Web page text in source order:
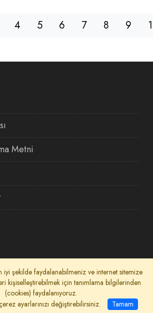
4 5 6 7 8 9
Metni
iyi şekilde faydalanabilmeniz ve internet sitemize
kişiselleştirebilmek için tanımlama bilgilerinden
(cookies) faydalanıyoruz.
ayarlarınızı değiştirebilirsiniz.
Tamam